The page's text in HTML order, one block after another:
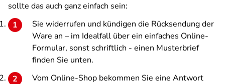
sollte das auch ganz einfach sein:
Sie widerrufen und kündigen die Rücksendung der
Ware an – im Idealfall über ein einfaches Online-
Formular, sonst schriftlich - einen Musterbrief
finden Sie unten.
Vom Online-Shop bekommen Sie eine Antwort